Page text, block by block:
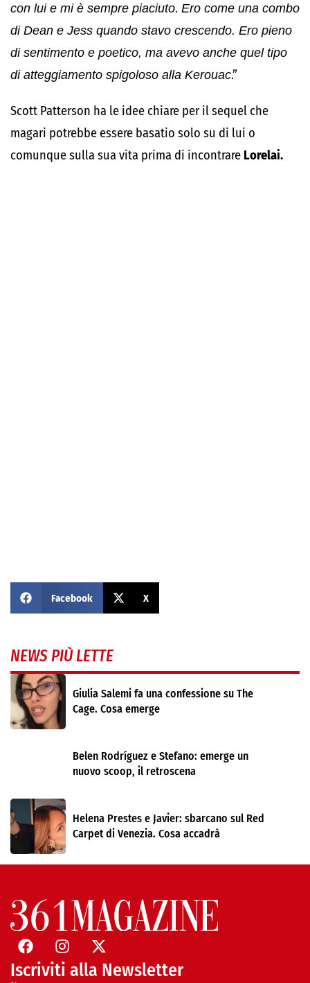
con lui e mi è sempre piaciuto. Ero come una combo
di Dean e Jess quando stavo crescendo. Ero pieno
di sentimento e poetico, ma avevo anche quel tipo
di atteggiamento spigoloso alla Kerouac.”
Scott Patterson ha le idee chiare per il sequel che
magari potrebbe essere basatio solo su di lui o
comunque sulla sua vita prima di incontrare Lorelai.
Facebook X
NEWS PIÙ LETTE
Giulia Salemi fa una confessione su The
Cage. Cosa emerge
Belen Rodríguez e Stefano: emerge un
nuovo scoop, il retroscena
Helena Prestes e Javier: sbarcano sul Red
Carpet di Venezia. Cosa accadrà
Iscriviti alla Newsletter